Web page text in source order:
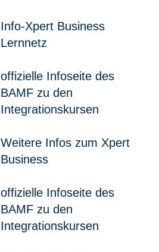
Info-Xpert Business
Lernnetz
offizielle Infoseite des
BAMF zu den
Integrationskursen
Weitere Infos zum Xpert
Business
offizielle Infoseite des
BAMF zu den
Integrationskursen